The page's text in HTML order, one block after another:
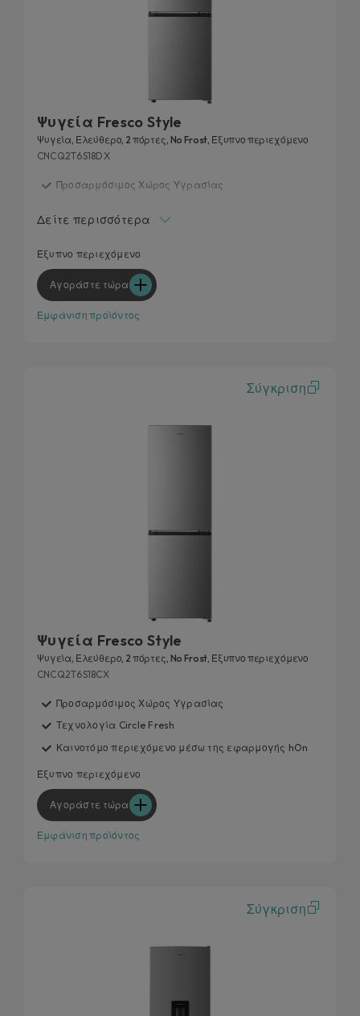
Ψυγεία Fresco Style
Ψυγεία, Ελεύθερο, 2 πόρτες, No Frost, Έξυπνο περιεχόμενο
CNCQ2T6S18DX
Προσαρμόσιμος Χώρος Υγρασίας
Ενεργειακή Κλάση D
Καινοτόμο περιεχόμενο μέσω της εφαρμογής hOn
Δείτε περισσότερα
Έξυπνο περιεχόμενο
Αγοράστε τώρα
Εμφάνιση προϊόντος
Σύγκριση
Ψυγεία Fresco Style
Ψυγεία, Ελεύθερο, 2 πόρτες, No Frost, Έξυπνο περιεχόμενο
CNCQ2T6S18CX
Προσαρμόσιμος Χώρος Υγρασίας
Τεχνολογία Circle Fresh
Καινοτόμο περιεχόμενο μέσω της εφαρμογής hOn
Έξυπνο περιεχόμενο
Αγοράστε τώρα
Εμφάνιση προϊόντος
Σύγκριση